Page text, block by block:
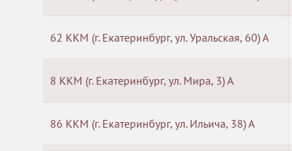
62 ККМ (г. Екатеринбург, ул. Уральская, 60) А
8 ККМ (г. Екатеринбург, ул. Мира, 3) А
86 ККМ (г. Екатеринбург, ул. Ильича, 38) А